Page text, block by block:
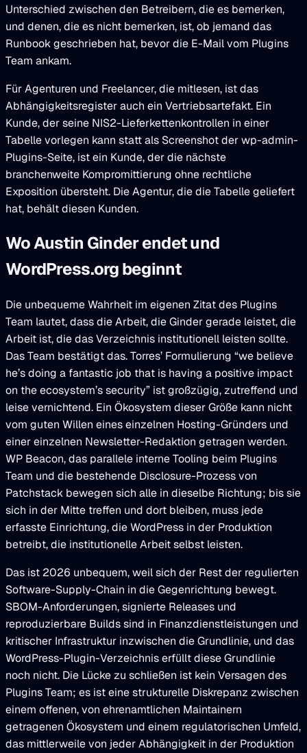
Unterschied zwischen den Betreibern, die es bemerken,
und denen, die es nicht bemerken, ist, ob jemand das
Runbook geschrieben hat, bevor die E-Mail vom Plugins
Team ankam.
Für Agenturen und Freelancer, die mitlesen, ist das
Abhängigkeitsregister auch ein Vertriebsartefakt. Ein
Kunde, der seine NIS2-Lieferkettenkontrollen in einer
Tabelle vorlegen kann statt als Screenshot der wp-admin-
Plugins-Seite, ist ein Kunde, der die nächste
branchenweite Kompromittierung ohne rechtliche
Exposition übersteht. Die Agentur, die die Tabelle geliefert
hat, behält diesen Kunden.
Wo Austin Ginder endet und
WordPress.org beginnt
Die unbequeme Wahrheit im eigenen Zitat des Plugins
Team lautet, dass die Arbeit, die Ginder gerade leistet, die
Arbeit ist, die das Verzeichnis institutionell leisten sollte.
Das Team bestätigt das. Torres’ Formulierung “we believe
he’s doing a fantastic job that is having a positive impact
on the ecosystem’s security” ist großzügig, zutreffend und
leise vernichtend. Ein Ökosystem dieser Größe kann nicht
vom guten Willen eines einzelnen Hosting-Gründers und
einer einzelnen Newsletter-Redaktion getragen werden.
WP Beacon, das parallele interne Tooling beim Plugins
Team und die bestehende Disclosure-Prozess von
Patchstack bewegen sich alle in dieselbe Richtung; bis sie
sich in der Mitte treffen und dort bleiben, muss jede
erfasste Einrichtung, die WordPress in der Produktion
betreibt, die institutionelle Arbeit selbst leisten.
Das ist 2026 unbequem, weil sich der Rest der regulierten
Software-Supply-Chain in die Gegenrichtung bewegt.
SBOM-Anforderungen, signierte Releases und
reproduzierbare Builds sind in Finanzdienstleistungen und
kritischer Infrastruktur inzwischen die Grundlinie, und das
WordPress-Plugin-Verzeichnis erfüllt diese Grundlinie
noch nicht. Die Lücke zu schließen ist kein Versagen des
Plugins Team; es ist eine strukturelle Diskrepanz zwischen
einem offenen, von ehrenamtlichen Maintainern
getragenen Ökosystem und einem regulatorischen Umfeld,
das mittlerweile von jeder Abhängigkeit in der Produktion